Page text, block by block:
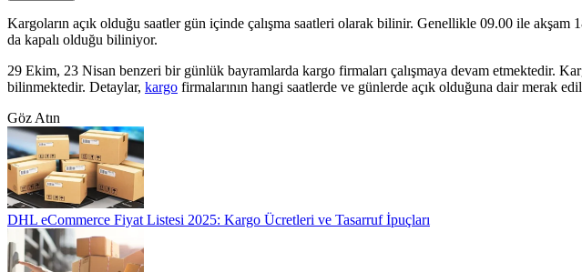
Kargoların açık olduğu saatler gün içinde çalışma saatleri olarak bilinir. Genellikle 09.00 ile akşam
da kapalı olduğu biliniyor.
29 Ekim, 23 Nisan benzeri bir günlük bayramlarda kargo firmaları çalışmaya devam etmektedir.
bilinmektedir. Detaylar, kargo firmalarının hangi saatlerde ve günlerde açık olduğuna dair merak
Göz Atın
DHL eCommerce Fiyat Listesi 2025: Kargo Ücretleri ve Tasarruf İpuçları